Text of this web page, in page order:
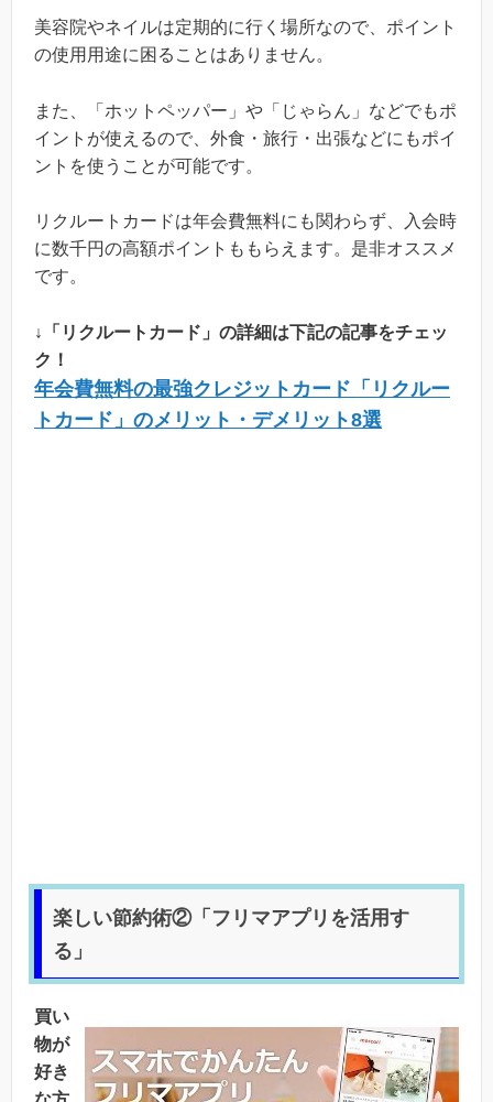
美容院やネイルは定期的に行く場所なので、ポイント
の使用用途に困ることはありません。
また、「ホットペッパー」や「じゃらん」などでもポ
イントが使えるので、外食・旅行・出張などにもポイ
ントを使うことが可能です。
リクルートカードは年会費無料にも関わらず、入会時
に数千円の高額ポイントももらえます。是非オススメ
です。
↓「リクルートカード」の詳細は下記の記事をチェッ
ク！
年会費無料の最強クレジットカード「リクルー
トカード」のメリット・デメリット8選
楽しい節約術②「フリマアプリを活用す
る」
買い
物が
好き